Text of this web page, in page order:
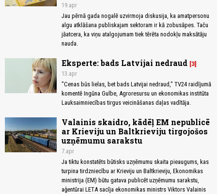
19.apr
Jau pērnā gada nogalē uzvirmoja diskusija, ka amatpersonu
algu atklāšana publiskajam sektoram ir kā zobusāpes. Taču
jāatcera, ka viņu atalgojumam tiek tērēta nodokļu maksātāju
nauda.
Eksperte: bads Latvijai nedraud 3
13.apr
"Cenas būs lielas, bet bads Latvijai nedraud," TV24 raidījumā
komentē Ingūna Gulbe, Agroresursu un ekonomikas institūta
Lauksaimniecības tirgus veicināšanas daļas vadītāja.
Valainis skaidro, kādēļ EM nepublicē
ar Krieviju un Baltkrieviju tirgojošos
uzņēmumu sarakstu
7.apr
Ja tiktu konstatēts būtisks uzņēmumu skaita pieaugums, kas
turpina tirdzniecību ar Krieviju un Baltkrieviju, Ekonomikas
ministrija (EM) būtu gatava publicēt uzņēmumu sarakstu,
aģentūrai LETA sacīja ekonomikas ministrs Viktors Valainis